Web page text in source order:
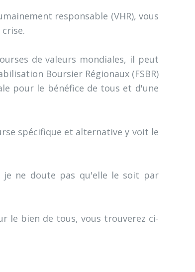
responsable (VHR), vous
de valeurs mondiales, il peut
Boursier Régionaux (FSBR)
pour le bénéfice de tous et d'une
spécifique et alternative y voit le
je ne doute pas qu'elle le soit par
le bien de tous, vous trouverez ci-